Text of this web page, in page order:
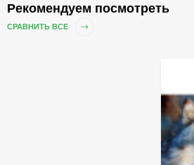
Рекомендуем посмотреть
СРАВНИТЬ ВСЕ